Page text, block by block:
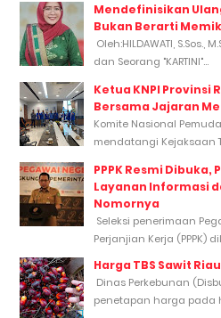
Mendefinisikan
Bukan Berarti
Oleh:HILDAWATI, S.Sos.,
dan Seorang "KARTINI"...
Ketua KNPI Provinsi
Bersama Jajaran
Komite Nasional
mendatangi Kejaksaan
PPPK Resmi Dibuka,
Layanan Informasi
Nomornya
Seleksi penerimaan
Perjanjian Kerja (PPPK)
Harga TBS Sawit Riau
Dinas Perkebunan
penetapan harga pada